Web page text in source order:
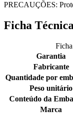
PRECAUÇÕES:
Ficha Técnica
Garantia
Fabricante
Quantidade por
Peso unitário
Conteúdo da
Marca